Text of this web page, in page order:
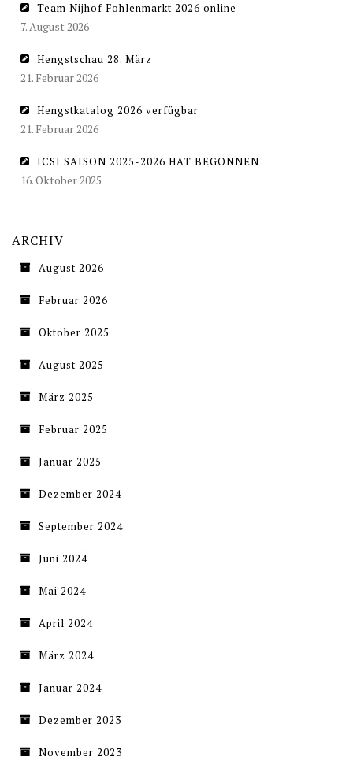
Team Nijhof Fohlenmarkt 2026 online
7. August 2026
Hengstschau 28. März
21. Februar 2026
Hengstkatalog 2026 verfügbar
21. Februar 2026
ICSI SAISON 2025-2026 HAT BEGONNEN
16. Oktober 2025
ARCHIV
August 2026
Februar 2026
Oktober 2025
August 2025
März 2025
Februar 2025
Januar 2025
Dezember 2024
September 2024
Juni 2024
Mai 2024
April 2024
März 2024
Januar 2024
Dezember 2023
November 2023